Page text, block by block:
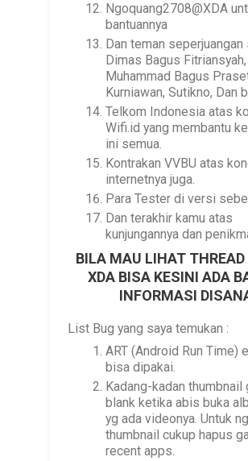
Ngoquang2708@XDA
bantuannya
Dan teman seperjuangan
Dimas Bagus Fitriansyah,
Muhammad Bagus
Kurniawan, Sutikno, Dan
Telkom Indonesia atas
Wifi.id yang membantu
ini semua.
Kontrakan VVBU atas
internetnya juga.
Para Tester di versi
Dan terakhir kamu atas
kunjungannya dan
BILA MAU LIHAT THREAD
XDA BISA KESINI ADA
INFORMASI
List Bug yang saya temukan :
ART (Android Run Time)
bisa dipakai.
Kadang-kadan thumbnail
blank ketika abis buka
yg ada videonya. Untuk
thumbnail cukup hapus
recent apps.